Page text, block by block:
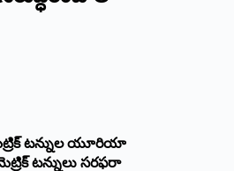
మెట్రిక్‌ టన్నుల యూరియా
టన్నులు సరఫరా